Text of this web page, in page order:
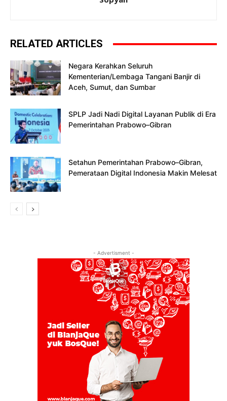
RELATED ARTICLES
Negara Kerahkan Seluruh
Kementerian/Lembaga Tangani Banjir di
Aceh, Sumut, dan Sumbar
SPLP Jadi Nadi Digital Layanan Publik di Era
Pemerintahan Prabowo–Gibran
Setahun Pemerintahan Prabowo–Gibran,
Pemerataan Digital Indonesia Makin Melesat
- Advertisment -